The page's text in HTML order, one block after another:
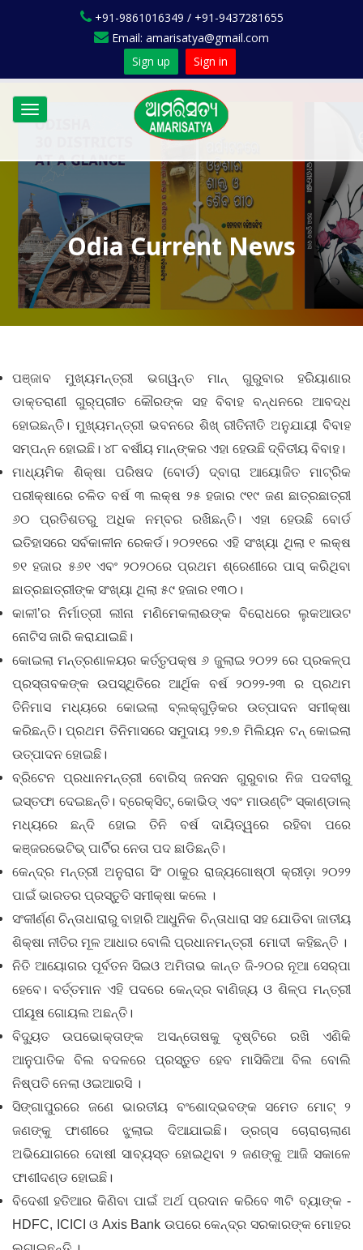
+91-9861016349 / +91-9437281655
Email: amarisatya@gmail.com
Sign up
Sign in
Toggle
navigation
Odia Current News
ପଞ୍ଜାବ ମୁଖ୍ୟମନ୍ତ୍ରୀ ଭଗୱନ୍ତ ମାନ୍‌ ଗୁରୁବାର ହରିୟାଣାର
ଡାକ୍ତରାଣୀ ଗୁର୍‌ପ୍ରୀତ କୌରଙ୍କ ସହ ବିବାହ ବନ୍ଧନରେ ଆବଦ୍ଧ
ହୋଇଛନ୍ତି। ମୁଖ୍ୟମନ୍ତ୍ରୀ ଭବନରେ ଶିଖ୍ ରୀତିନୀତି ଅନୁଯାୟୀ ବିବାହ
ସମ୍ପନ୍ନ ହୋଇଛି। ୪୮ ବର୍ଷୀୟ ମାନ୍‌ଙ୍କର ଏହା ହେଉଛି ଦ୍ବିତୀୟ ବିବାହ।
ମାଧ୍ୟମିକ ଶିକ୍ଷା ପରିଷଦ (ବୋର୍ଡ) ଦ୍ବାରା ଆୟୋଜିତ ମାଟ୍ରିକ
ପରୀକ୍ଷାରେ ଚଳିତ ବର୍ଷ ୩ ଲକ୍ଷ ୨୫ ହଜାର ୯୧୯ ଜଣ ଛାତ୍ରଛାତ୍ରୀ
୬୦ ପ୍ରତିଶତରୁ ଅଧିକ ନମ୍ବର ରଖିଛନ୍ତି। ଏହା ହେଉଛି ବୋର୍ଡ
ଇତିହାସରେ ସର୍ବକାଳୀନ ରେକର୍ଡ। ୨୦୨୧ରେ ଏହି ସଂଖ୍ୟା ଥିଲା ୧ ଲକ୍ଷ
୭୧ ହଜାର ୫୬୧ ଏବଂ ୨୦୨୦ରେ ପ୍ରଥମ ଶ୍ରେଣୀରେ ପାସ୍ କରିଥିବା
ଛାତ୍ରଛାତ୍ରୀଙ୍କ ସଂଖ୍ୟା ଥିଲା ୫୯ ହଜାର ୧୩୦।
କାଳୀ’ର ନିର୍ମାତ୍ରୀ ଲୀନା ମଣିମେକଲାଈଙ୍କ ବିରୋଧରେ ଲୁକଆଉଟ
ନୋଟିସ ଜାରି କରାଯାଇଛି।
କୋଇଲା ମନ୍ତ୍ରଣାଳୟର କର୍ତ୍ତୃପକ୍ଷ ୬ ଜୁଲାଇ ୨୦୨୨ ରେ ପ୍ରକଳ୍ପ
ପ୍ରସ୍ତାବକଙ୍କ ଉପସ୍ଥିତିରେ ଆର୍ଥିକ ବର୍ଷ ୨୦୨୨-୨୩ ର ପ୍ରଥମ
ତିନିମାସ ମଧ୍ୟରେ କୋଇଲା ବ୍ଲକ୍‌ଗୁଡ଼ିକର ଉତ୍ପାଦନ ସମୀକ୍ଷା
କରିଛନ୍ତି। ପ୍ରଥମ ତିନିମାସରେ ସମୁଦାୟ ୨୭.୭ ମିଲିୟନ ଟନ୍ କୋଇଲା
ଉତ୍ପାଦନ ହୋଇଛି।
ବ୍ରିଟେନ ପ୍ରଧାନମନ୍ତ୍ରୀ ବୋରିସ୍‌ ଜନସନ ଗୁରୁବାର ନିଜ ପଦବୀରୁ
ଇସ୍ତଫା ଦେଇଛନ୍ତି। ବ୍ରେକ୍ସିଟ୍‌, କୋଭିଡ୍‌ ଏବଂ ମାଉଣ୍ଟିଂ ସ୍କାଣ୍ଡାଲ୍‌
ମଧ୍ୟରେ ଛନ୍ଦି ହୋଇ ତିନି ବର୍ଷ ଦାୟିତ୍ୱରେ ରହିବା ପରେ
କଞ୍ଜରଭେଟିଭ୍‌ ପାର୍ଟିର ନେତା ପଦ ଛାଡିଛନ୍ତି।
କେନ୍ଦ୍ର ମନ୍ତ୍ରୀ ଅନୁରାଗ ସିଂ ଠାକୁର ରାଜ୍ୟଗୋଷ୍ଠୀ କ୍ରୀଡ଼ା ୨୦୨୨
ପାଇଁ ଭାରତର ପ୍ରସ୍ତୁତି ସମୀକ୍ଷା କଲେ ।
ସଂକୀର୍ଣ୍ଣ ଚିନ୍ତାଧାରାରୁ ବାହାରି ଆଧୁନିକ ଚିନ୍ତାଧାରା ସହ ଯୋଡିବା ଜାତୀୟ
ଶିକ୍ଷା ନୀତିର ମୂଳ ଆଧାର ବୋଲି ପ୍ରଧାନମନ୍ତ୍ରୀ ମୋଦୀ କହିଛନ୍ତି ।
ନିତି ଆୟୋଗର ପୂର୍ବତନ ସିଇଓ ଅମିତାଭ କାନ୍ତ ଜି-୨୦ର ନୂଆ ସେର୍‌ପା
ହେବେ। ବର୍ତ୍ତମାନ ଏହି ପଦରେ କେନ୍ଦ୍ର ବାଣିଜ୍ୟ ଓ ଶିଳ୍ପ ମନ୍ତ୍ରୀ
ପୀୟୂଷ ଗୋୟଲ ଅଛନ୍ତି।
ବିଦ୍ୟୁତ ଉପଭୋକ୍ତାଙ୍କ ଅସନ୍ତୋଷକୁ ଦୃଷ୍ଟିରେ ରଖି ଏଣିକି
ଆନୁପାତିକ ବିଲ ବଦଳରେ ପ୍ରସ୍ତୁତ ହେବ ମାସିକିଆ ବିଲ ବୋଲି
ନିଷ୍ପତି ନେଲା ଓଇଆରସି ।
ସିଙ୍ଗାପୁରରେ ଜଣେ ଭାରତୀୟ ବଂଶୋଦ୍ଭବଙ୍କ ସମେତ ମୋଟ୍‌ ୨
ଜଣଙ୍କୁ ଫାଶୀରେ ଝୁଲାଇ ଦିଆଯାଇଛି। ଡ୍ରଗ୍‌ସ ଚୋରାଚାଲାଣ
ଅଭିଯୋଗରେ ଦୋଷୀ ସାବ୍ୟସ୍ତ ହୋଇଥିବା ୨ ଜଣଙ୍କୁ ଆଜି ସକାଳେ
ଫାଶୀଦଣ୍ଡ ହୋଇଛି।
ବିଦେଶୀ ହତିଆର କିଣିବା ପାଇଁ ଅର୍ଥ ପ୍ରଦାନ କରିବେ ୩ଟି ବ୍ୟାଙ୍କ -
HDFC, ICICI ଓ Axis Bank ଉପରେ କେନ୍ଦ୍ର ସରକାରଙ୍କ ମୋହର